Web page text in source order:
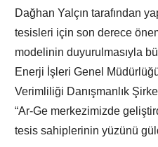
Dağhan Yalçın tarafından
tesisleri için son derece
modelinin duyurulmasıyla
Enerji İşleri Genel
Verimliliği Danışmanlık
“Ar-Ge merkezimizde
tesis sahiplerinin yüzünü